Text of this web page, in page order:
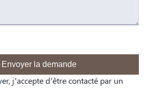
Envoyer la demande
j’accepte d’être contacté par un